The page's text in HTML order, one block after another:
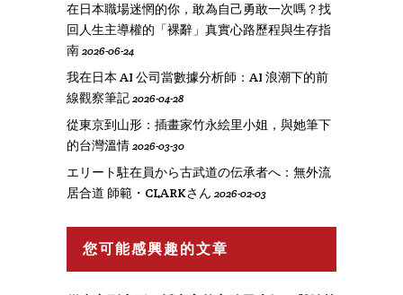
在日本職場迷惘的你，敢為自己勇敢一次嗎？找
回人生主導權的「裸辭」真實心路歷程與生存指
南 2026-06-24
我在日本 AI 公司當數據分析師：AI 浪潮下的前
線觀察筆記 2026-04-28
從東京到山形：插畫家竹永絵里小姐，與她筆下
的台灣溫情 2026-03-30
エリート駐在員から古武道の伝承者へ：無外流
居合道 師範・CLARKさん 2026-02-03
您可能感興趣的文章